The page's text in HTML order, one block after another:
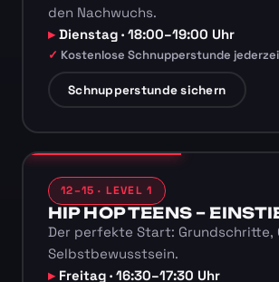
den Nachwuchs.
Dienstag · 18:00–19:00 Uhr
Kostenlose Schnupperstunde
Schnupperstunde sichern
12–15 · LEVEL 1
HIP HOP TEENS –
Der perfekte Start: Grundschritte,
Selbstbewusstsein.
Freitag · 16:30–17:30 Uhr